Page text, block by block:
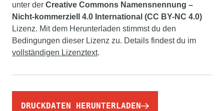
unter der Creative Commons Namensnennung –
Nicht-kommerziell 4.0 International (CC BY-NC 4.0)
Lizenz. Mit dem Herunterladen stimmst du den
Bedingungen dieser Lizenz zu. Details findest du im
vollständigen Lizenztext.
DRUCKDATEN HERUNTERLADEN